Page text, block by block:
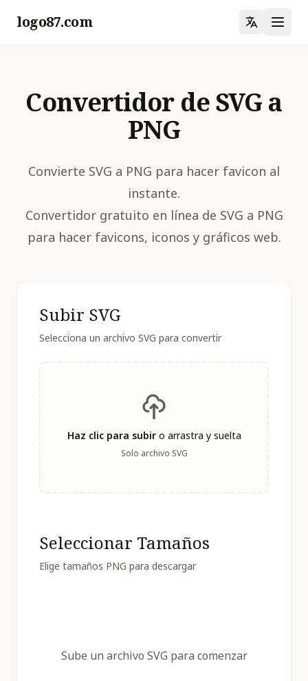
logo87.com
Convertidor de SVG a
PNG
Convierte SVG a PNG para hacer favicon al
instante.
Convertidor gratuito en línea de SVG a PNG
para hacer favicons, iconos y gráficos web.
Subir SVG
Selecciona un archivo SVG para convertir
Haz clic para subiro arrastra y suelta
Solo archivo SVG
Seleccionar Tamaños
Elige tamaños PNG para descargar
Sube un archivo SVG para comenzar